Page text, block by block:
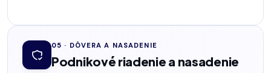
05 · DÔVERA A NASADENIE
Podnikové riadenie a nasadenie